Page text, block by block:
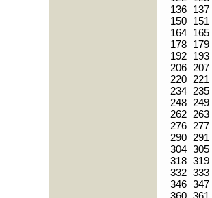
136
137
150
151
164
165
178
179
192
193
206 207
220
221
234
235
248
249
262
263
276
277
290
291
304 305
318 319
332 333
346 347
360 361